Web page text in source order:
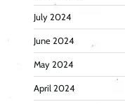
July 2024
June 2024
May 2024
April 2024